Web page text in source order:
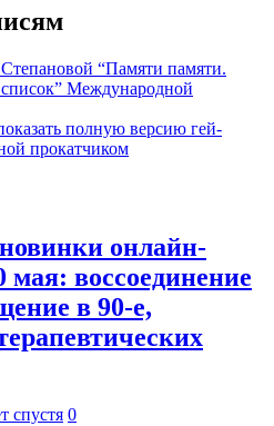
“Памяти памяти.
Международной
полную версию гей-
прокатчиком
онлайн-
мая: воссоединение
в 90-е,
спустя 0